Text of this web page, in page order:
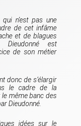
n’est pas une
de cet infâme
et de blagues
Dieudonné est
de son métier
donc de s’élargir
le cadre de la
le même banc des
Dieudonné.
idées sur le